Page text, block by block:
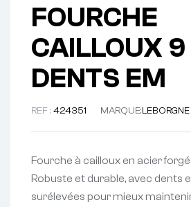
FOURCHE
CAILLOUX 9
DENTS EM
REF : 424351 MARQUE:LEBORGNE
Fourche à cailloux en acier
Robuste et durable, avec dents
surélevées pour mieux